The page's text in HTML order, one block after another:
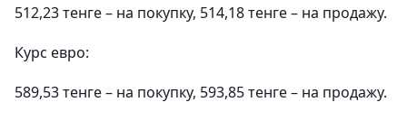
512,23 тенге – на покупку, 514,18 тенге – на продажу.
Курс евро:
589,53 тенге – на покупку, 593,85 тенге – на продажу.